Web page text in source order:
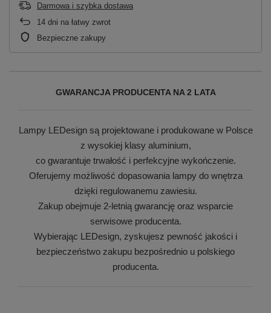
Darmowa i szybka dostawa
14 dni na łatwy zwrot
Bezpieczne zakupy
GWARANCJA PRODUCENTA NA 2 LATA
Lampy LEDesign są projektowane i produkowane w Polsce
z wysokiej klasy aluminium,
co gwarantuje trwałość i perfekcyjne wykończenie.
Oferujemy możliwość dopasowania lampy do wnętrza
dzięki regulowanemu zawiesiu.
Zakup obejmuje 2-letnią gwarancję oraz wsparcie
serwisowe producenta.
Wybierając LEDesign, zyskujesz pewność jakości i
bezpieczeństwo zakupu bezpośrednio u polskiego
producenta.